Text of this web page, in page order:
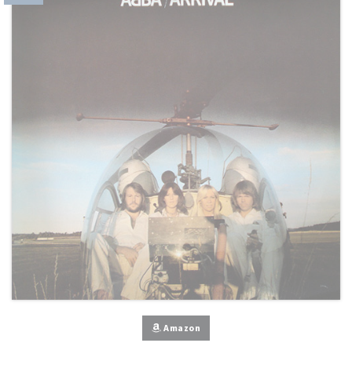
Amazon